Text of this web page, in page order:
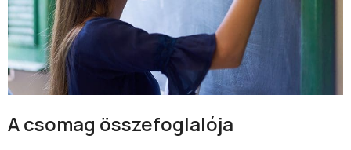
A csomag összefoglalója​